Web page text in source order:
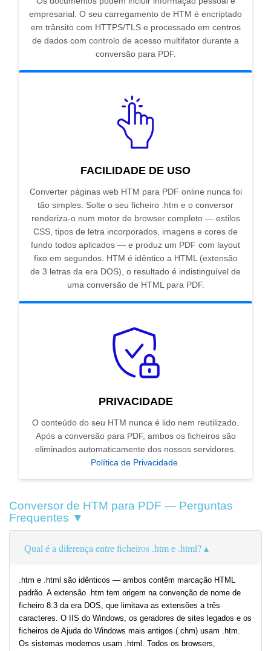
empresarial. O seu carregamento de HTM é encriptado
em trânsito com HTTPS/TLS e processado em centros
de dados com controlo de acesso multifator durante a
conversão para PDF.
FACILIDADE DE USO
Converter páginas web HTM para PDF online nunca foi
tão simples. Solte o seu ficheiro .htm e o conversor
renderiza-o num motor de browser completo — estilos
CSS, tipos de letra incorporados, imagens e cores de
fundo todos aplicados — e produz um PDF com layout
fixo em segundos. HTM é idêntico a HTML (extensão
de 3 letras da era DOS), o resultado é indistinguível de
uma conversão de HTML para PDF.
PRIVACIDADE
O conteúdo do seu HTM nunca é lido nem reutilizado.
Após a conversão para PDF, ambos os ficheiros são
eliminados automaticamente dos nossos servidores.
Política de Privacidade.
Conversor de HTM para PDF — Perguntas
Frequentes ▼
Qual é a diferença entre ficheiros .htm e .html?
.htm e .html são idênticos — ambos contêm marcação HTML
padrão. A extensão .htm tem origem na convenção de nome de
ficheiro 8.3 da era DOS, que limitava as extensões a três
caracteres. O IIS do Windows, os geradores de sites legados e os
ficheiros de Ajuda do Windows mais antigos (.chm) usam .htm.
Os sistemas modernos usam .html. Todos os browsers,